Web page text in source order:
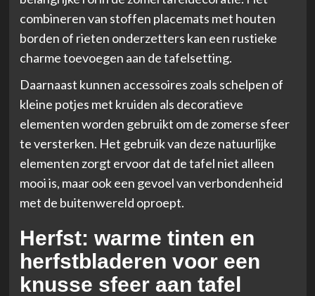
combineren van stoffen placemats met houten
borden of rieten onderzetters kan een rustieke
charme toevoegen aan de tafelsetting.
Daarnaast kunnen accessoires zoals schelpen of
kleine potjes met kruiden als decoratieve
elementen worden gebruikt om de zomerse sfeer
te versterken. Het gebruik van deze natuurlijke
elementen zorgt ervoor dat de tafel niet alleen
mooi is, maar ook een gevoel van verbondenheid
met de buitenwereld oproept.
Herfst: warme tinten en
herfstbladeren voor een
knusse sfeer aan tafel